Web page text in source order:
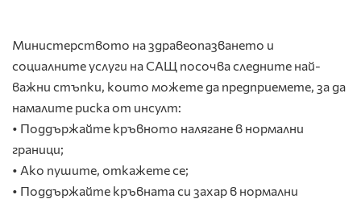
Министерството на здравеопазването и
социалните услуги на САЩ посочва следните най-
важни стъпки, които можете да предприемете, за да
намалите риска от инсулт:
• Поддържайте кръвното налягане в нормални
граници;
• Ако пушите, откажете се;
• Поддържайте кръвната си захар в нормални